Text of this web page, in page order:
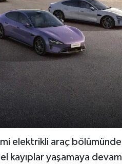
elektrikli araç bölümünde
kayıplar yaşamaya devam